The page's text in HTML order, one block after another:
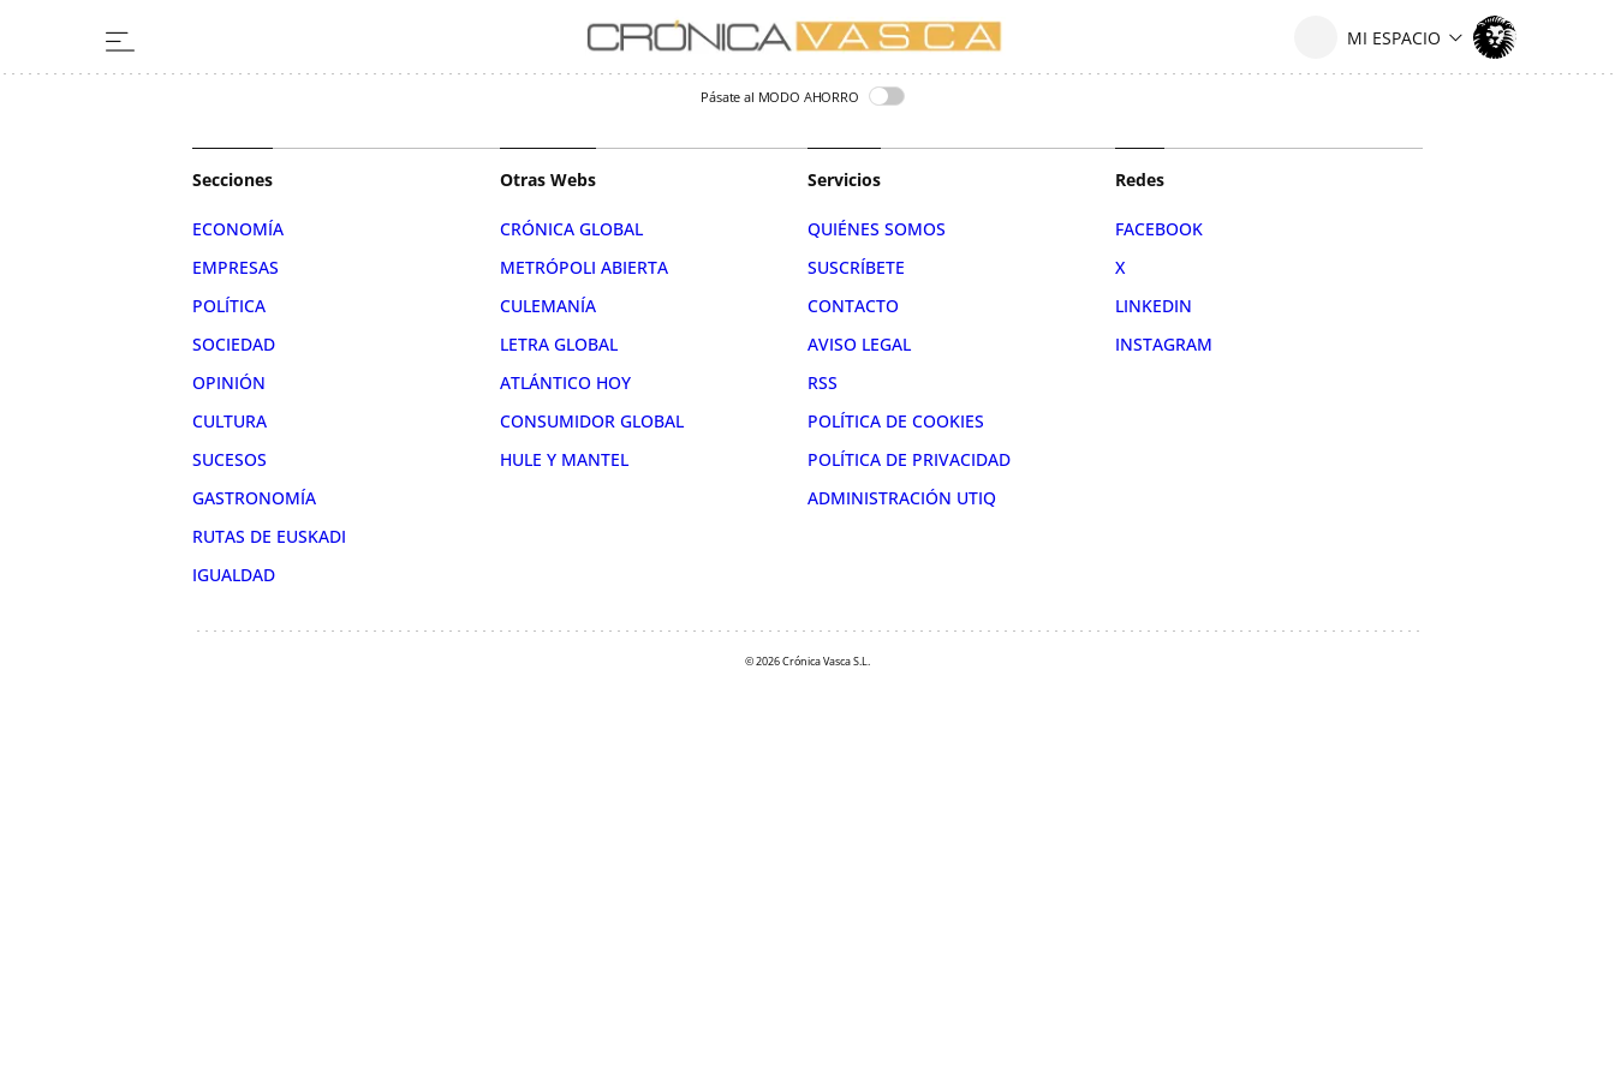
Pásate al MODO AHORRO
Secciones
ECONOMÍA
EMPRESAS
POLÍTICA
SOCIEDAD
OPINIÓN
CULTURA
SUCESOS
GASTRONOMÍA
RUTAS DE EUSKADI
IGUALDAD
Otras Webs
CRÓNICA GLOBAL
METRÓPOLI ABIERTA
CULEMANÍA
LETRA GLOBAL
ATLÁNTICO HOY
CONSUMIDOR GLOBAL
HULE Y MANTEL
Servicios
QUIÉNES SOMOS
SUSCRÍBETE
CONTACTO
AVISO LEGAL
RSS
POLÍTICA DE COOKIES
POLÍTICA DE PRIVACIDAD
ADMINISTRACIÓN UTIQ
Redes
FACEBOOK
X
LINKEDIN
INSTAGRAM
© 2026 Crónica Vasca S.L.